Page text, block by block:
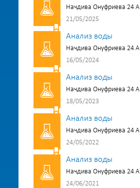
Начдива Онуфриева 24 А
21/05/2025
Анализ воды
Начдива Онуфриева 24 А
16/05/2024
Анализ воды
Начдива Онуфриева 24 А
18/05/2023
Анализ воды
Начдива Онуфриева 24 А
24/05/2022
Анализ воды
Начдива Онуфриева 24 А
24/06/2021